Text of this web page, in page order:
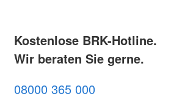
Kostenlose BRK-Hotline.
Wir beraten Sie gerne.
08000 365 000